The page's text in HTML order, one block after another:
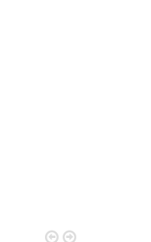
 